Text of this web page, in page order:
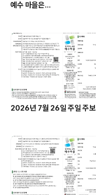
예수 마을은...
2026년 7월 26일 주일 주보